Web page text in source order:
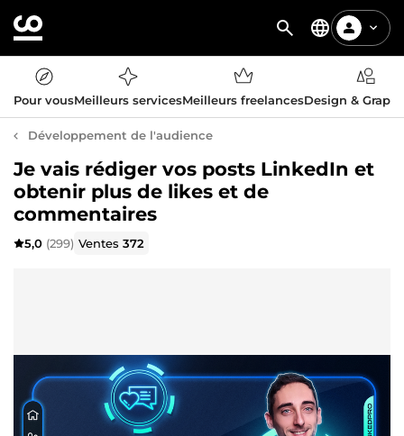
Pour vousMeilleurs servicesMeilleurs freelancesDesign &
Développement de l'audience
Je vais rédiger vos posts LinkedIn et
obtenir plus de likes et de
commentaires
5,0 (299) Ventes372